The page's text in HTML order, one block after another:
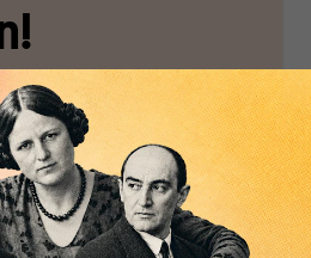
Wir verlassen die
journalistische Filterblase,
in der sich viele
eingerichtet haben. Wir